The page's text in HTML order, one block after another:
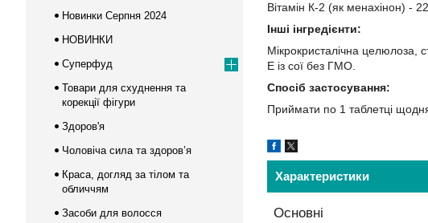
Вітамін К-2 (як менахінон) -
Інші інгредієнти:
Мікрокристалічна целюлоза,
Е із сої без ГМО.
Спосіб застосування:
Приймати по 1 таблетці щодня
Характеристики
Основні
Новинки Серпня 2024
НОВИНКИ
Суперфуд
Товари для схуднення та
корекції фігури
Здоров'я
Чоловіча сила та здоров’я
Краса, догляд за тілом та
обличчям
Засоби для волосся